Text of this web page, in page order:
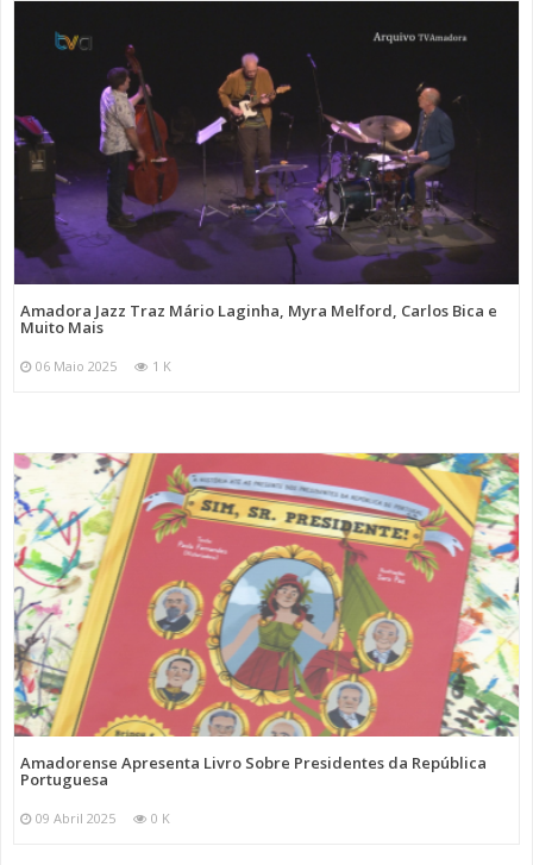
Amadora Jazz Traz Mário Laginha, Myra Melford, Carlos Bica e
Muito Mais
06 Maio 2025 1 K
Amadorense Apresenta Livro Sobre Presidentes da República
Portuguesa
09 Abril 2025 0 K